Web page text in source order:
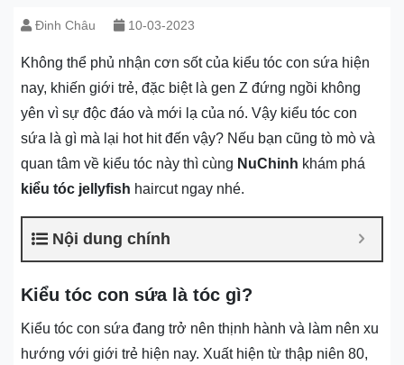
Đinh Châu 10-03-2023
Không thể phủ nhận cơn sốt của kiểu tóc con sứa hiện
nay, khiến giới trẻ, đặc biệt là gen Z đứng ngồi không
yên vì sự độc đáo và mới lạ của nó. Vậy kiểu tóc con
sứa là gì mà lại hot hit đến vậy? Nếu bạn cũng tò mò và
quan tâm về kiểu tóc này thì cùng NuChinh khám phá
kiểu tóc jellyfish haircut ngay nhé.
Nội dung chính
Kiểu tóc con sứa là tóc gì?
Kiểu tóc con sứa đang trở nên thịnh hành và làm nên xu
hướng với giới trẻ hiện nay. Xuất hiện từ thập niên 80,